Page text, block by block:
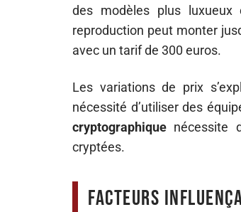
des modèles plus
reproduction peut monter
avec un tarif de 300 euros.
Les variations de prix
nécessité d’utiliser des
cryptographique nécessite
cryptées.
Facteurs